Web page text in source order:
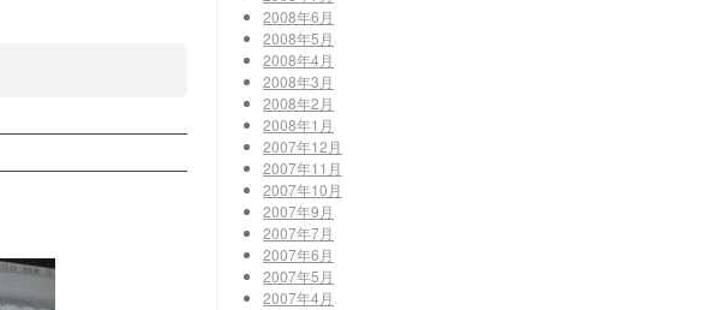
2008年6月
2008年5月
2008年4月
2008年3月
2008年2月
2008年1月
2007年12月
2007年11月
2007年10月
2007年9月
2007年7月
2007年6月
2007年5月
2007年4月